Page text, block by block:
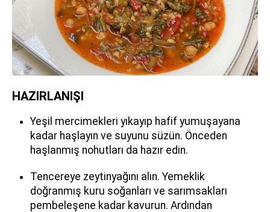
HAZIRLANIŞI
Yeşil mercimekleri yıkayıp hafif yumuşayana
kadar haşlayın ve suyunu süzün. Önceden
haşlanmış nohutları da hazır edin.
Tencereye zeytinyağını alın. Yemeklik
doğranmış kuru soğanları ve sarımsakları
pembeleşene kadar kavurun. Ardından